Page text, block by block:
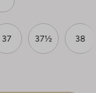
37 37½ 38